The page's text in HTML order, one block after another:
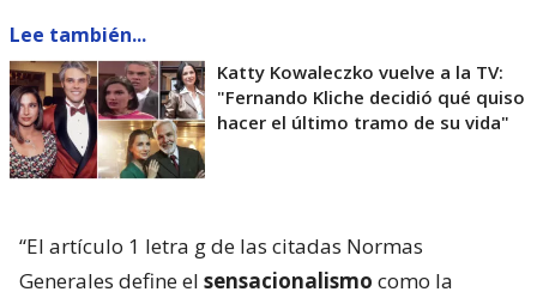
Lee también...
Katty Kowaleczko vuelve a la TV:
"Fernando Kliche decidió qué quiso
hacer el último tramo de su vida"
“El artículo 1 letra g de las citadas Normas
Generales define el sensacionalismo como la